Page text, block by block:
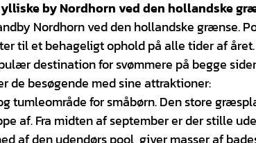
by Nordhorn ved den hollandske
Nordhorn ved den hollandske grænse.
til et behageligt ophold på alle tider af året.
destination for svømmere på begge
de besøgende med sine attraktioner:
tumleområde for småbørn. Den store
af. Fra midten af september er der stille
af den udendørs pool, giver masser af